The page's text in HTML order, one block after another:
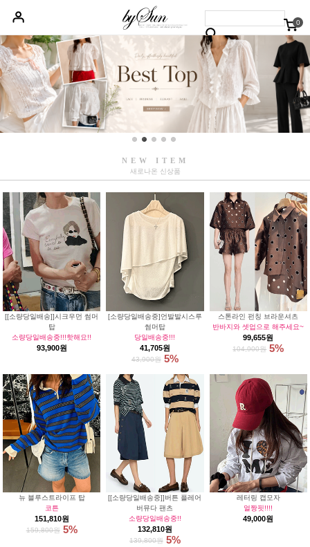
0
베스트50 신상품5%할인 당일배송 원피스 상의 하의 아우터
NEW ITEM
새로나온 신상품
[[소량당일배송]]시크우먼 썸머
탑
소량당일배송중!!!핫해요!!
93,900원
[소량당일배송중]언발발시스루
썸머탑
당일배송중!!!
41,705원
43,900원 5%
스톤라인 펀칭 브라운셔츠
반바지와 셋업으로 해주세요~
99,655원
104,900원 5%
뉴 블루스트라이프 탑
코튼
151,810원
159,800원 5%
[[소량당일배송중]]버튼 플레어
버뮤다 팬츠
소량당일배송중!!
132,810원
139,800원 5%
레터링 캡모자
얼짱핏!!!!
49,000원